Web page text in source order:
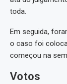
toda.
Em seguida,
o caso foi
começou na
Votos